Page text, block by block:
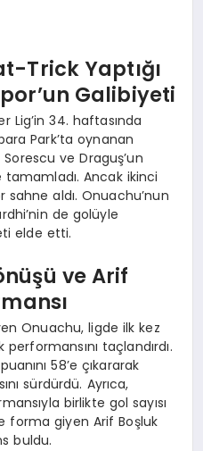
Trick Yaptığı
Galibiyeti
Lig’in 34. haftasında
Park’ta oynanan
ve Draguş’un
tamamladı. Ancak ikinci
sahne aldı. Onuachu’nun
de golüyle
elde etti.
ve Arif
Onuachu, ligde ilk kez
taçlandırdı.
58’e çıkararak
sürdürdü. Ayrıca,
birlikte gol sayısı
forma giyen Arif Boşluk
buldu.